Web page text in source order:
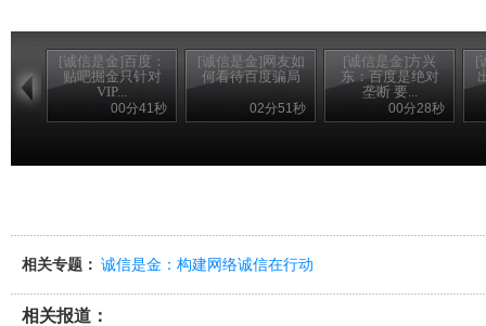
[诚信是金]百度：
贴吧掘金只针对
VIP...
00分41秒
[诚信是金]网友如
何看待百度骗局
02分51秒
[诚信是金]方兴
东：百度是绝对
垄断 要...
00分28秒
[
相关专题： 诚信是金：构建网络诚信在行动
相关报道：